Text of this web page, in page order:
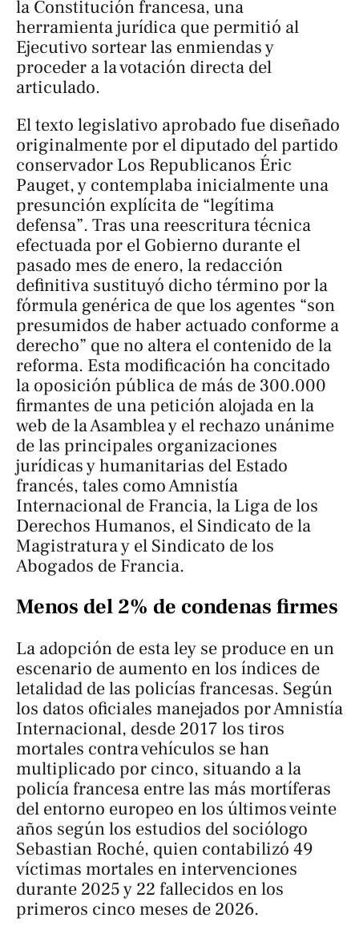
la Constitución francesa, una
herramienta jurídica que permitió al
Ejecutivo sortear las enmiendas y
proceder a la votación directa del
articulado.
El texto legislativo aprobado fue diseñado
originalmente por el diputado del partido
conservador Los Republicanos Éric
Pauget, y contemplaba inicialmente una
presunción explícita de “legítima
defensa”. Tras una reescritura técnica
efectuada por el Gobierno durante el
pasado mes de enero, la redacción
definitiva sustituyó dicho término por la
fórmula genérica de que los agentes “son
presumidos de haber actuado conforme a
derecho” que no altera el contenido de la
reforma. Esta modificación ha concitado
la oposición pública de más de 300.000
firmantes de una petición alojada en la
web de la Asamblea y el rechazo unánime
de las principales organizaciones
jurídicas y humanitarias del Estado
francés, tales como Amnistía
Internacional de Francia, la Liga de los
Derechos Humanos, el Sindicato de la
Magistratura y el Sindicato de los
Abogados de Francia.
Menos del 2% de condenas firmes
La adopción de esta ley se produce en un
escenario de aumento en los índices de
letalidad de las policías francesas. Según
los datos oficiales manejados por Amnistía
Internacional, desde 2017 los tiros
mortales contra vehículos se han
multiplicado por cinco, situando a la
policía francesa entre las más mortíferas
del entorno europeo en los últimos veinte
años según los estudios del sociólogo
Sebastian Roché, quien contabilizó 49
víctimas mortales en intervenciones
durante 2025 y 22 fallecidos en los
primeros cinco meses de 2026.